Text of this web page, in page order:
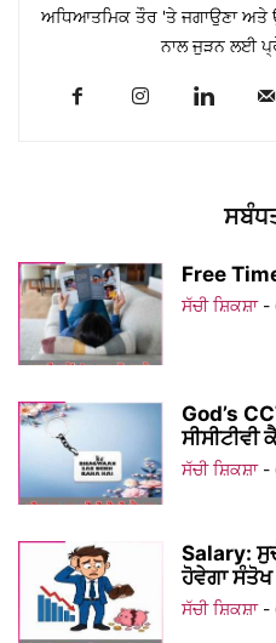
ਅਧਿਆਤਮਿਕ ਤੌਰ 'ਤੇ ਜਗਾਉਣਾ ਅਤੇ
ਨਾਲ ਜੁੜਨ ਲਈ
Free
ਸੱਚੀ ਸ਼ਿਕਸ਼ਾ -
God’s
ਸੀਸੀਟੀਵੀ
ਸੱਚੀ ਸ਼ਿਕਸ਼ਾ -
Salary:
ਹੋਵੇਗਾ ਸੰਤੋਖ
ਸੱਚੀ ਸ਼ਿਕਸ਼ਾ -